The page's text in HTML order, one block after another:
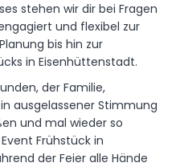
stehen wir dir bei Fragen
und flexibel zur
bis hin zur
in Eisenhüttenstadt.
der Familie,
ausgelassener Stimmung
und mal wieder so
Frühstück in
der Feier alle Hände